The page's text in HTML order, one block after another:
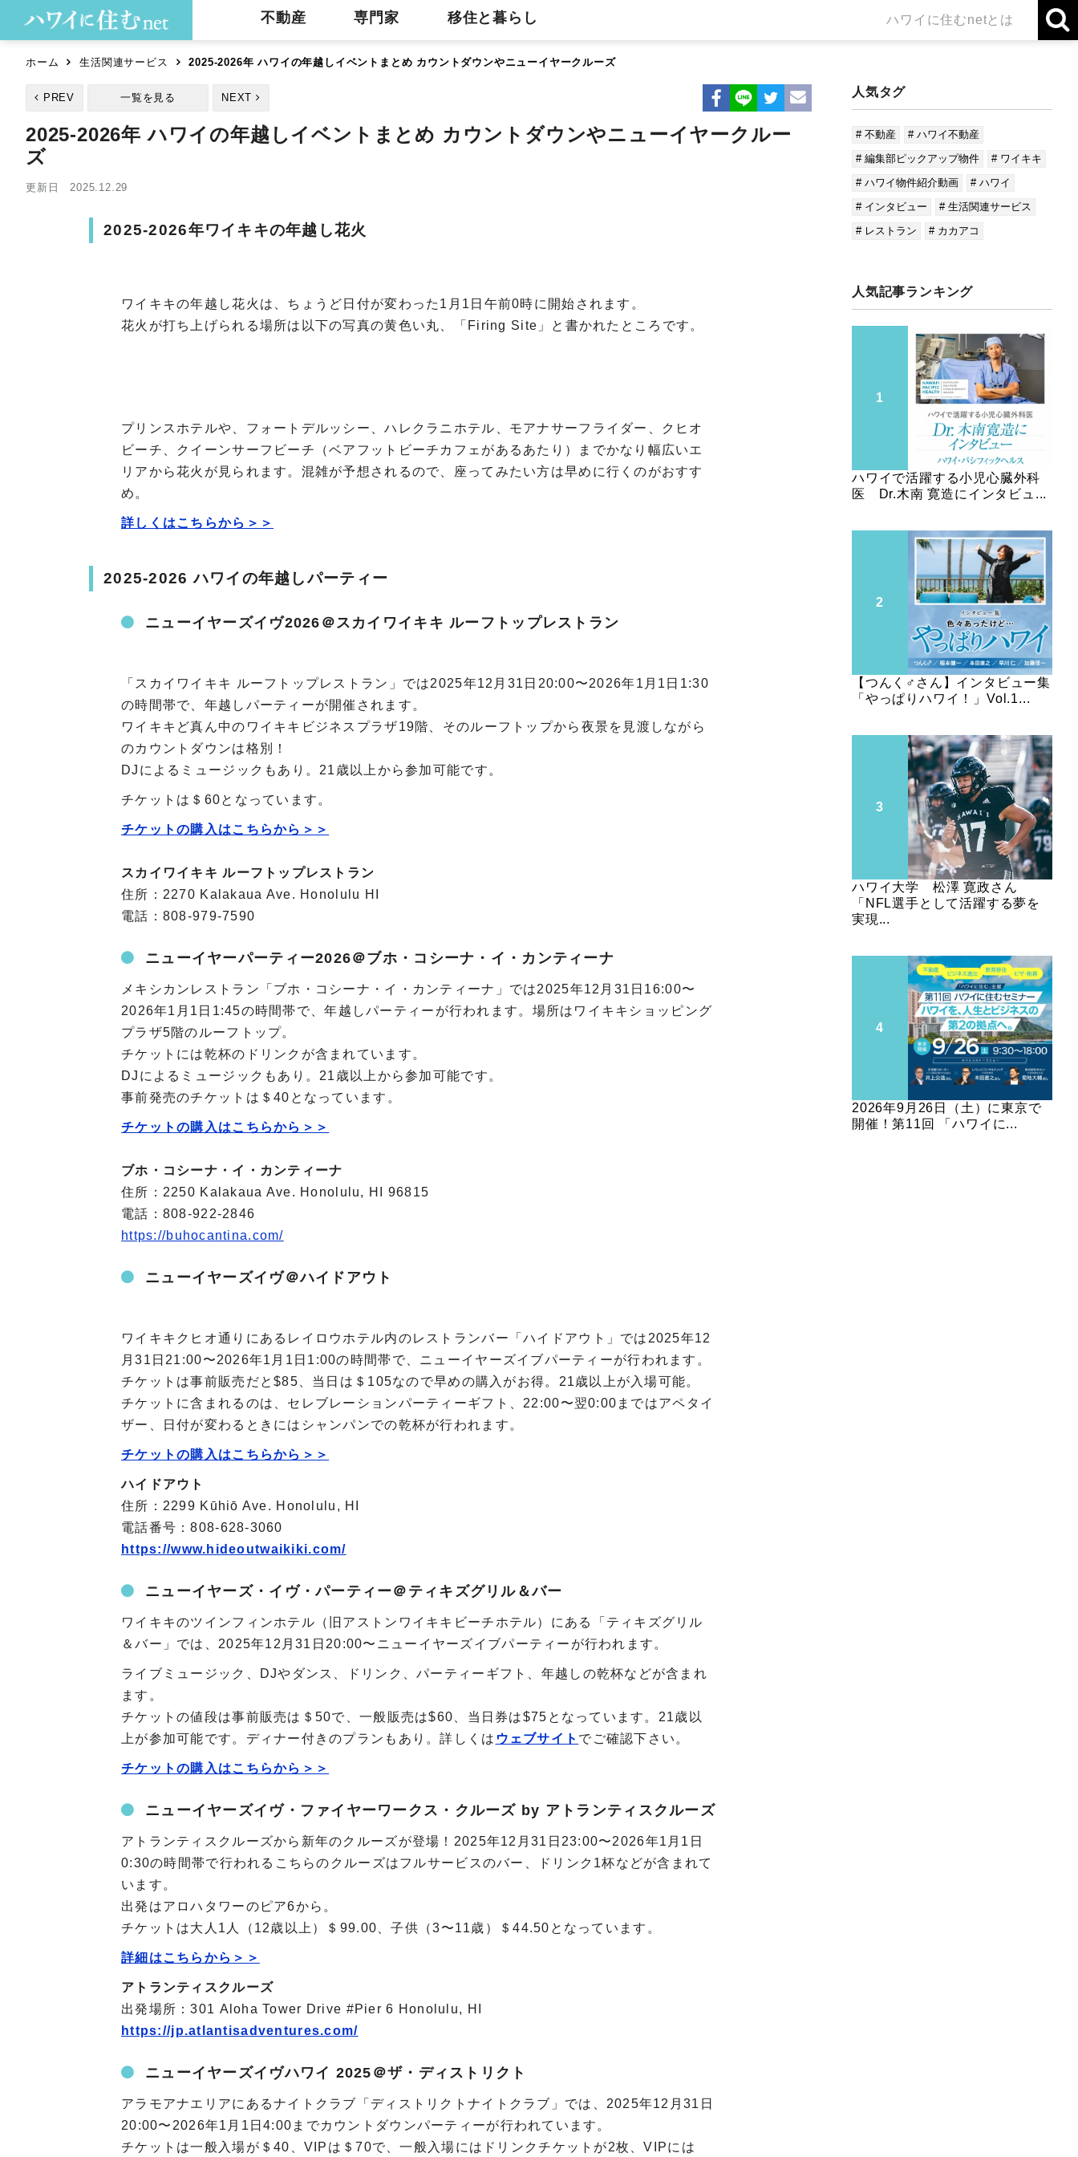
不動産 専門家 移住と暮らし ハワイに住むnetとは
ホーム 生活関連サービス 2025-2026年 ハワイの年越しイベントまとめ カウントダウンやニューイヤークルーズ
PREV 一覧を見る NEXT
2025-2026年 ハワイの年越しイベントまとめ カウントダウンやニューイヤークルー
ズ
更新日 2025.12.29
2025-2026年ワイキキの年越し花火
ワイキキの年越し花火は、ちょうど日付が変わった1月1日午前0時に開始されます。
花火が打ち上げられる場所は以下の写真の黄色い丸、「Firing Site」と書かれたところです。
プリンスホテルや、フォートデルッシー、ハレクラニホテル、モアナサーフライダー、クヒオ
ビーチ、クイーンサーフビーチ（ベアフットビーチカフェがあるあたり）までかなり幅広いエ
リアから花火が見られます。混雑が予想されるので、座ってみたい方は早めに行くのがおすす
め。
詳しくはこちらから＞＞
2025-2026 ハワイの年越しパーティー
ニューイヤーズイヴ2026＠スカイワイキキ ルーフトップレストラン
「スカイワイキキ ルーフトップレストラン」では2025年12月31日20:00〜2026年1月1日1:30
の時間帯で、年越しパーティーが開催されます。
ワイキキど真ん中のワイキキビジネスプラザ19階、そのルーフトップから夜景を見渡しながら
のカウントダウンは格別！
DJによるミュージックもあり。21歳以上から参加可能です。
チケットは＄60となっています。
チケットの購入はこちらから＞＞
スカイワイキキ ルーフトップレストラン
住所：2270 Kalakaua Ave. Honolulu HI
電話：808-979-7590
ニューイヤーパーティー2026＠ブホ・コシーナ・イ・カンティーナ
メキシカンレストラン「ブホ・コシーナ・イ・カンティーナ」では2025年12月31日16:00〜
2026年1月1日1:45の時間帯で、年越しパーティーが行われます。場所はワイキキショッピング
プラザ5階のルーフトップ。
チケットには乾杯のドリンクが含まれています。
DJによるミュージックもあり。21歳以上から参加可能です。
事前発売のチケットは＄40となっています。
チケットの購入はこちらから＞＞
ブホ・コシーナ・イ・カンティーナ
住所：2250 Kalakaua Ave. Honolulu, HI 96815
電話：808-922-2846
https://buhocantina.com/
ニューイヤーズイヴ＠ハイドアウト
ワイキキクヒオ通りにあるレイロウホテル内のレストランバー「ハイドアウト」では2025年12
月31日21:00〜2026年1月1日1:00の時間帯で、ニューイヤーズイブパーティーが行われます。
チケットは事前販売だと$85、当日は＄105なので早めの購入がお得。21歳以上が入場可能。
チケットに含まれるのは、セレブレーションパーティーギフト、22:00〜翌0:00まではアペタイ
ザー、日付が変わるときにはシャンパンでの乾杯が行われます。
チケットの購入はこちらから＞＞
ハイドアウト
住所：2299 Kūhiō Ave. Honolulu, HI
電話番号：808-628-3060
https://www.hideoutwaikiki.com/
ニューイヤーズ・イヴ・パーティー＠ティキズグリル＆バー
ワイキキのツインフィンホテル（旧アストンワイキキビーチホテル）にある「ティキズグリル
＆バー」では、2025年12月31日20:00〜ニューイヤーズイブパーティーが行われます。
ライブミュージック、DJやダンス、ドリンク、パーティーギフト、年越しの乾杯などが含まれ
ます。
チケットの値段は事前販売は＄50で、一般販売は$60、当日券は$75となっています。21歳以
上が参加可能です。ディナー付きのプランもあり。詳しくは ウェブサイト でご確認下さい。
チケットの購入はこちらから＞＞
ニューイヤーズイヴ・ファイヤーワークス・クルーズ by アトランティスクルーズ
アトランティスクルーズから新年のクルーズが登場！2025年12月31日23:00〜2026年1月1日
0:30の時間帯で行われるこちらのクルーズはフルサービスのバー、ドリンク1杯などが含まれて
います。
出発はアロハタワーのピア6から。
チケットは大人1人（12歳以上）＄99.00、子供（3〜11歳）＄44.50となっています。
詳細はこちらから＞＞
アトランティスクルーズ
出発場所：301 Aloha Tower Drive #Pier 6 Honolulu, HI
https://jp.atlantisadventures.com/
ニューイヤーズイヴハワイ 2025＠ザ・ディストリクト
アラモアナエリアにあるナイトクラブ「ディストリクトナイトクラブ」では、2025年12月31日
20:00〜2026年1月1日4:00までカウントダウンパーティーが行われています。
チケットは一般入場が＄40、VIPは＄70で、一般入場にはドリンクチケットが2枚、VIPには
人気タグ
# 不動産
# ハワイ不動産
# 編集部ピックアップ物件
# ワイキキ
# ハワイ物件紹介動画
# ハワイ
# インタビュー
# 生活関連サービス
# レストラン
# カカアコ
人気記事ランキング
ハワイで活躍する小児心臓外科
医 Dr.木南 寛造にインタビュ...
【つんく♂さん】インタビュー集
「やっぱりハワイ！」Vol.1...
ハワイ大学 松澤 寛政さん
「NFL選手として活躍する夢を
実現...
2026年9月26日（土）に東京で
開催！第11回 「ハワイに...